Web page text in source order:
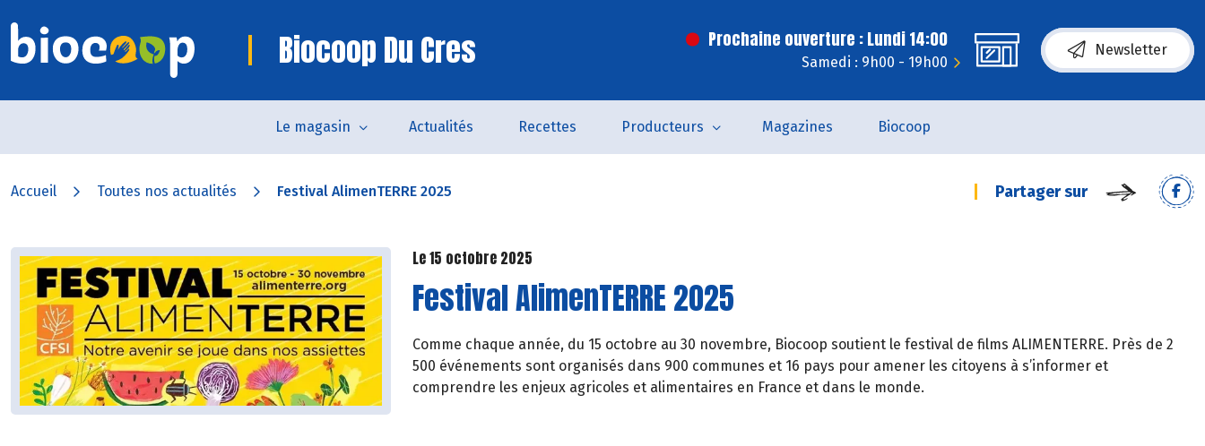
Biocoop Du Cres Prochaine ouverture : Lundi 14:00
Samedi : 9h00 - 19h00
Newsletter
Le magasin Actualités Recettes Producteurs Magazines Biocoop
Accueil Toutes nos actualités Festival AlimenTERRE 2025 Partager sur
Le 15 octobre 2025
Festival AlimenTERRE 2025
Comme chaque année, du 15 octobre au 30 novembre, Biocoop soutient le festival de films ALIMENTERRE. Près de 2
500 événements sont organisés dans 900 communes et 16 pays pour amener les citoyens à s’informer et
comprendre les enjeux agricoles et alimentaires en France et dans le monde.